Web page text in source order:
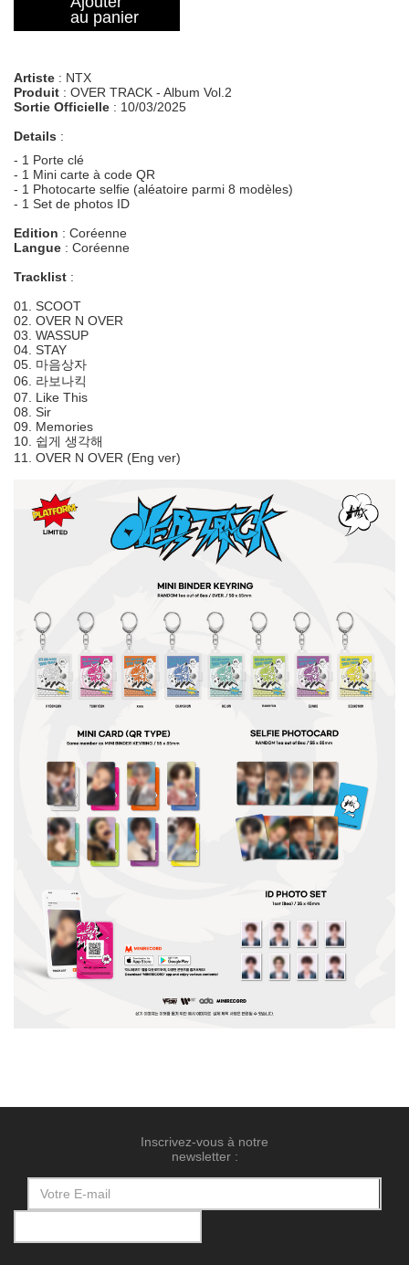
au panier
Artiste : NTX
Produit : OVER TRACK - Album Vol.2
Sortie Officielle : 10/03/2025
Details :
- 1 Porte clé
- 1 Mini carte à code QR
- 1 Photocarte selfie (aléatoire parmi 8 modèles)
- 1 Set de photos ID
Edition : Coréenne
Langue : Coréenne
Tracklist :
01. SCOOT
02. OVER N OVER
03. WASSUP
04. STAY
05. 마음상자
06. 라보나킥
07. Like This
08. Sir
09. Memories
10. 쉽게 생각해
11. OVER N OVER (Eng ver)
Inscrivez-vous à notre
newsletter :